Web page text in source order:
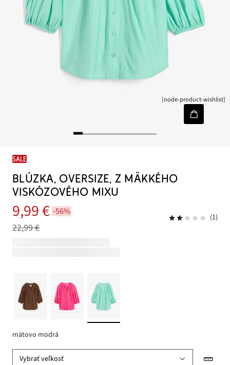
[node-product-wishlist]
SALE
BLÚZKA, OVERSIZE, Z MÄKKÉHO
VISKÓZOVÉHO MIXU
9,99 € -56%
22,99 €
(1)
mätovo modrá
Vybrať veľkosť